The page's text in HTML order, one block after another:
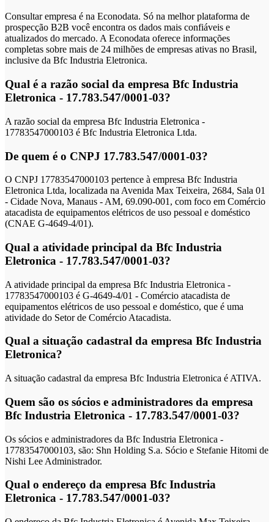
Consultar empresa é na Econodata. Só na melhor plataforma de
prospecção B2B você encontra os dados mais confiáveis e
atualizados do mercado. A Econodata oferece informações
completas sobre mais de 24 milhões de empresas ativas no Brasil,
inclusive da Bfc Industria Eletronica.
Qual é a razão social da empresa Bfc Industria
Eletronica - 17.783.547/0001-03?
A razão social da empresa Bfc Industria Eletronica -
17783547000103 é Bfc Industria Eletronica Ltda.
De quem é o CNPJ 17.783.547/0001-03?
O CNPJ 17783547000103 pertence à empresa Bfc Industria
Eletronica Ltda, localizada na Avenida Max Teixeira, 2684, Sala 01
- Cidade Nova, Manaus - AM, 69.090-001, com foco em Comércio
atacadista de equipamentos elétricos de uso pessoal e doméstico
(CNAE G-4649-4/01).
Qual a atividade principal da Bfc Industria
Eletronica - 17.783.547/0001-03?
A atividade principal da empresa Bfc Industria Eletronica -
17783547000103 é G-4649-4/01 - Comércio atacadista de
equipamentos elétricos de uso pessoal e doméstico, que é uma
atividade do Setor de Comércio Atacadista.
Qual a situação cadastral da empresa Bfc Industria
Eletronica?
A situação cadastral da empresa Bfc Industria Eletronica é ATIVA.
Quem são os sócios e administradores da empresa
Bfc Industria Eletronica - 17.783.547/0001-03?
Os sócios e administradores da Bfc Industria Eletronica -
17783547000103, são: Shn Holding S.a. Sócio e Stefanie Hitomi de
Nishi Lee Administrador.
Qual o endereço da empresa Bfc Industria
Eletronica - 17.783.547/0001-03?